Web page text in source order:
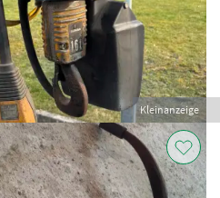
Kleinanzeige